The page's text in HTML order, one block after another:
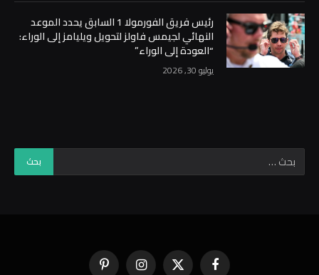
رئيس فريق الفورمولا 1 السابق يحدد الموعد
النهائي لجيمس فاولز لتحويل ويليامز إلى الوراء:
“العودة إلى الوراء”
يوليو 30, 2026
فيسبوك X الانستغرامبينتيريست